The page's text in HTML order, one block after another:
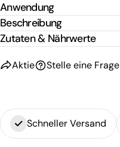
Anwendung
Beschreibung
Zutaten & Nährwerte
Aktie Stelle eine Frage
Schneller Versand